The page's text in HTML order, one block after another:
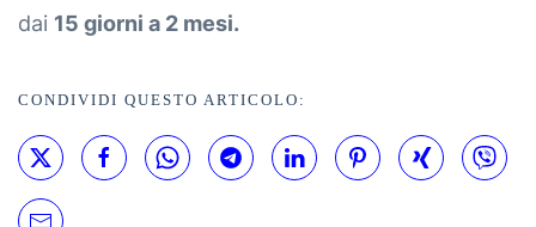
dai 15 giorni a 2 mesi.
CONDIVIDI QUESTO ARTICOLO: